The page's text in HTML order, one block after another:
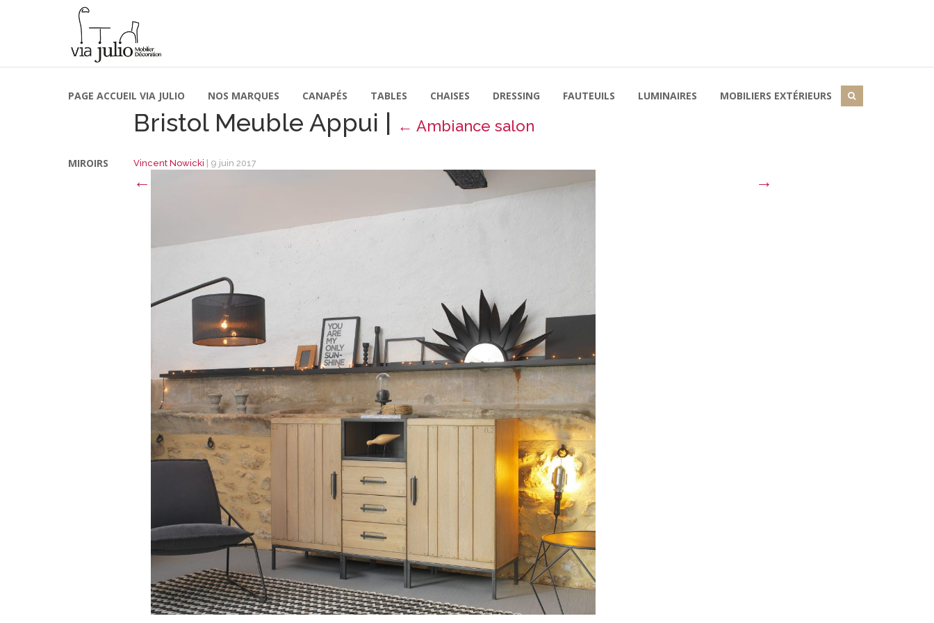
PAGE ACCUEIL VIA JULIO NOS MARQUES CANAPÉS TABLES CHAISES DRESSING FAUTEUILS LUMINAIRES MOBILIERS EXTÉRIEURS
MIROIRS
Bristol Meuble Appui | ← Ambiance salon
Vincent Nowicki 9 juin 2017
← →